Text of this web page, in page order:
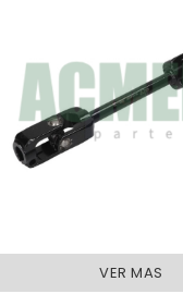
VER MAS